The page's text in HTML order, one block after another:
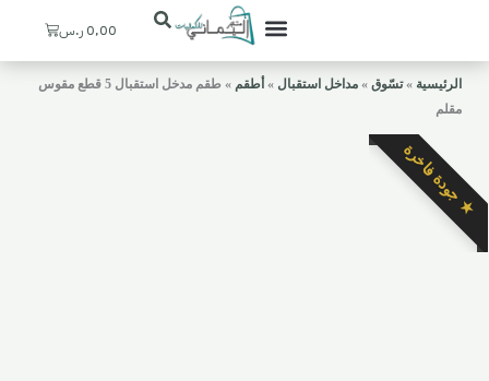
0,00 ر.سCart
الرئيسية »تسّوق » مداخل استقبال » أطقم »
طقم مدخل استقبال 5 قطع مقوس
مقلم
★ جودة فاخرة